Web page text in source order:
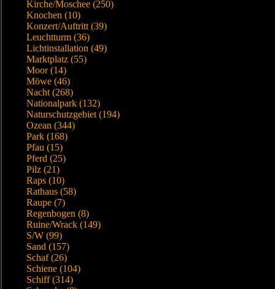
Kirche/Moschee (250)
Knochen (10)
Konzert/Auftritt (39)
Leuchtturm (36)
Lichtinstallation (49)
Marktplatz (55)
Moor (14)
Möwe (46)
Nacht (268)
Nationalpark (132)
Naturschutzgebiet (194)
Ozean (344)
Park (168)
Pfau (15)
Pferd (25)
Pilz (21)
Raps (10)
Rathaus (58)
Raupe (7)
Regenbogen (8)
Ruine/Wrack (149)
S/W (99)
Sand (157)
Schaf (26)
Schiene (104)
Schiff (314)